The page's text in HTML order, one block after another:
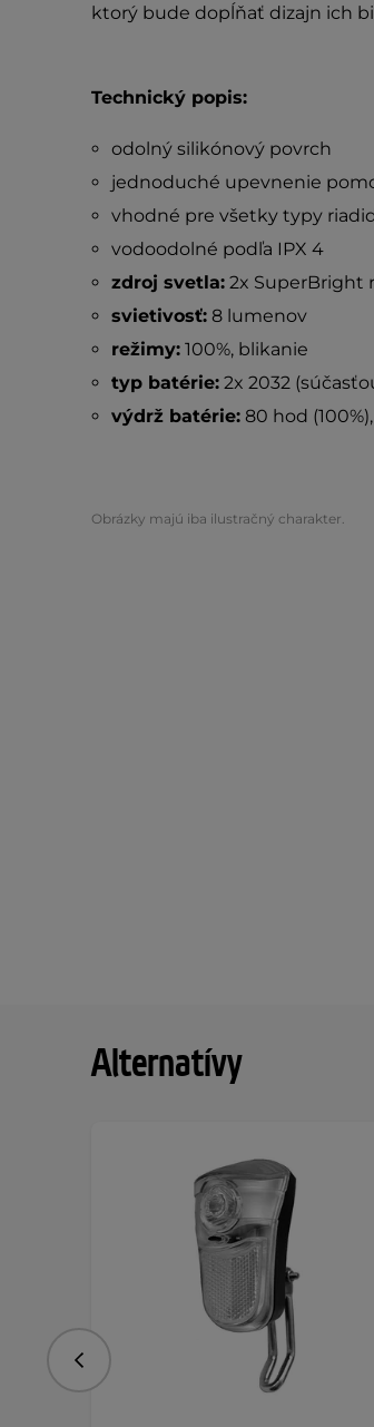
ktorý bude dopĺňať dizajn ich
Technický popis:
odolný silikónový povrch
jednoduché upevnenie
vhodné pre všetky typy
vodoodolné podľa IPX 4
zdroj svetla:2x SuperBright
svietivosť:8 lumenov
režimy:100%, blikanie
typ batérie:2x 2032
výdrž batérie:80 hod
Obrázky majú iba ilustračný charakter.
Alternatívy
Predchádzajúce